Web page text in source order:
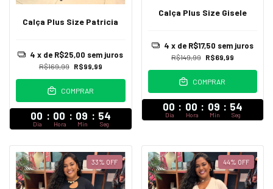
Calça Plus Size Patricia
R$169,99 R$99,99
4 x de R$25,00 sem juros
COMPRAR
00 : 00 : 09 : 52
Dia Hora Min Seg
Calça Plus Size Gisele
R$149,99 R$69,99
4 x de R$17,50 sem juros
COMPRAR
00 : 00 : 09 : 52
Dia Hora Min Seg
33% OFF 44% OFF